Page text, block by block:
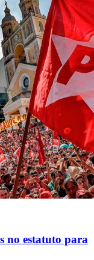
no estatuto para